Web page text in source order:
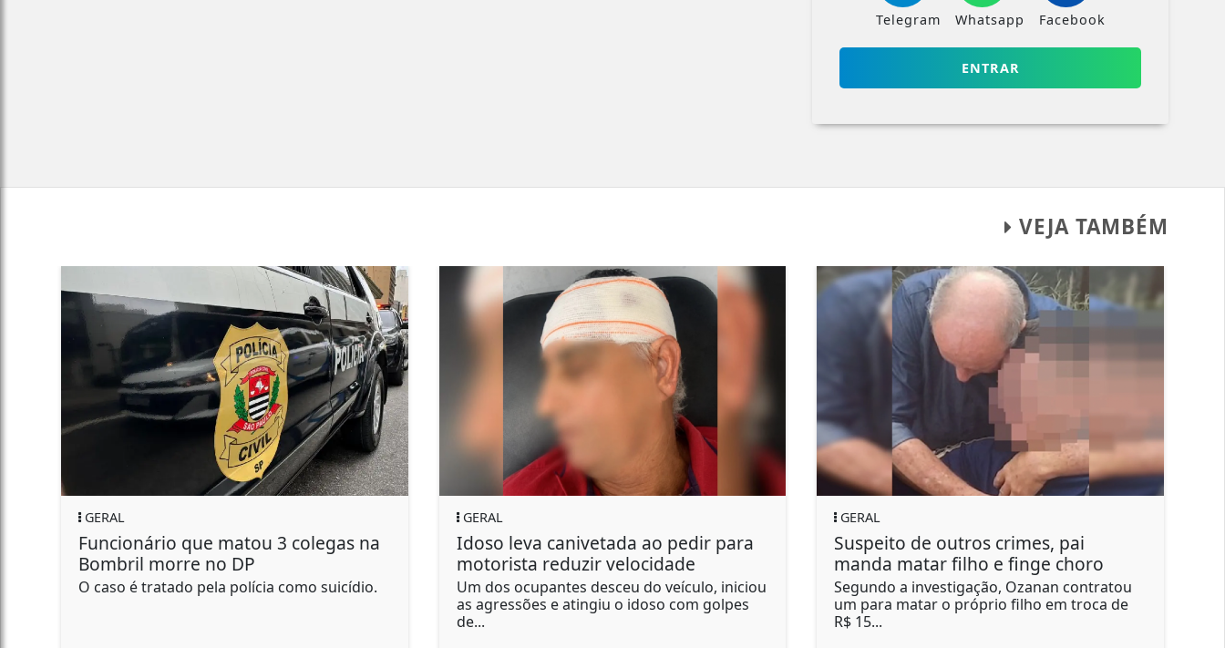
Telegram Whatsapp Facebook
ENTRAR
VEJA TAMBÉM
Funcionário que matou 3 colegas na
Bombril morre no DP
O caso é tratado pela polícia como suicídio.
Idoso leva canivetada ao pedir para
motorista reduzir velocidade
Um dos ocupantes desceu do veículo, iniciou
as agressões e atingiu o idoso com golpes
Suspeito de outros crimes, pai
manda matar filho e finge choro
Segundo a investigação, Ozanan contratou
um para matar o próprio filho em troca de
Moradores